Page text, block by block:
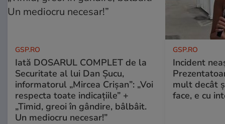
GSP.RO
Iată DOSARUL COMPLET de la
Securitate al lui Dan Șucu,
informatorul „Mircea Crișan”: „Voi
respecta toate indicațiile” +
„Timid, greoi în gândire, bâlbâit.
Un mediocru necesar!”
GSP.RO
Incident
mult decât
face, e cu